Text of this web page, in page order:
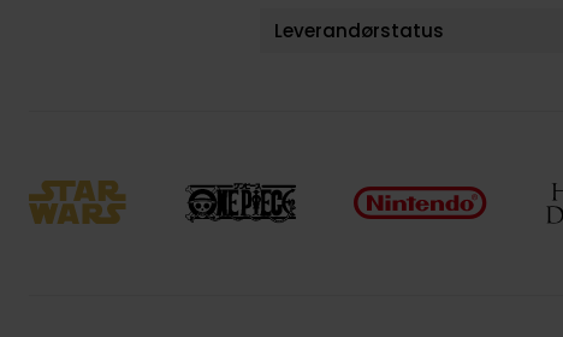
Leverandørstatus